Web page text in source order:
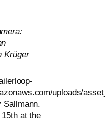
Krüger
uploads/
Sallmann.
at the